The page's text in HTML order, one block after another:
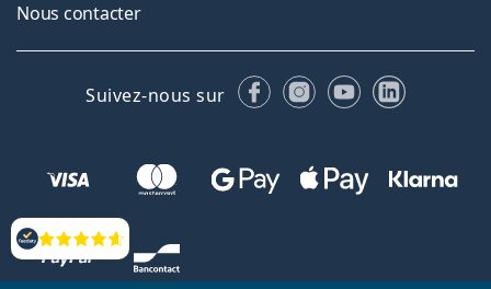
Évaluation
Nous contacter
Suivez-nous sur FacebookInstagram
YouTubeLinkedIn